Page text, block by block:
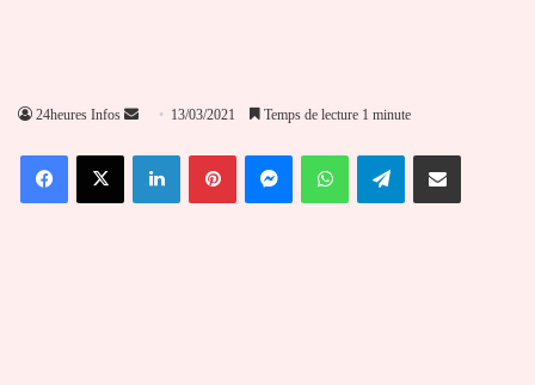
24heures Infos
Envoyer
courriel
13/03/2021 Temps de lecture 1 minute
FacebookX LinkedinPinterestMessengerWhatsAppTelegramPartager par email